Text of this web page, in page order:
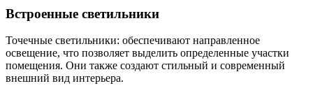
Встроенные светильники
Точечные светильники: обеспечивают направленное
освещение, что позволяет выделить определенные участки
помещения. Они также создают стильный и современный
внешний вид интерьера.